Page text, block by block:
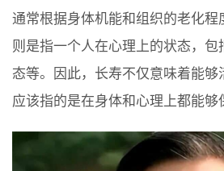
通常根据身体机能和组织的老化程
则是指一个人在心理上的状态，包
态等。因此，长寿不仅意味着能够
应该指的是在身体和心理上都能够